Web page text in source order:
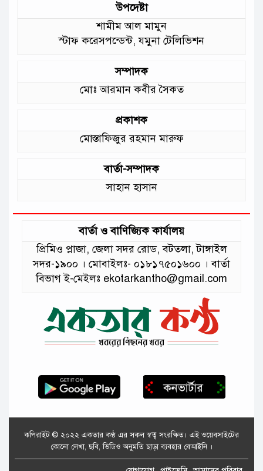
উপদেষ্টা
শামীম আল মামুন
স্টাফ করেসপন্ডেন্ট, যমুনা টেলিভিশন
সম্পাদক
মোঃ আরমান কবীর সৈকত
প্রকাশক
মোস্তাফিজুর রহমান মারুফ
বার্তা-সম্পাদক
সাহান হাসান
বার্তা ও বাণিজ্যিক কার্যালয়
প্রিমিও প্লাজা, জেলা সদর রোড, বটতলা, টাঙ্গাইল
সদর-১৯০০ । মোবাইলঃ- ০১৮১৭৫০১৬০০ । বার্তা
বিভাগ ই-মেইলঃ ekotarkantho@gmail.com
কপিরাইট © ২০২২ একতার কণ্ঠ এর সকল স্বত্ব সংরক্ষিত। এই ওয়েবসাইটের
কোনো লেখা, ছবি, ভিডিও অনুমতি ছাড়া ব্যবহার বেআইনি ।